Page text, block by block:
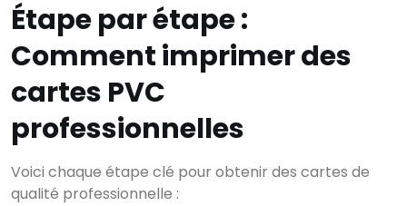
Étape par étape :
Comment imprimer des
cartes PVC
professionnelles
Voici chaque étape clé pour obtenir des cartes de
qualité professionnelle :